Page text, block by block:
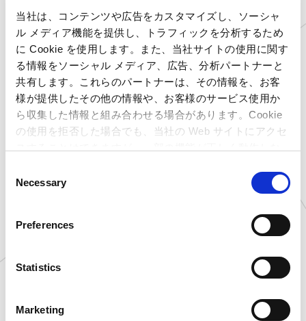
当社は、コンテンツや広告をカスタマイズし、ソーシャ
ル メディア機能を提供し、トラフィックを分析するため
に Cookie を使用します。また、当社サイトの使用に関す
る情報をソーシャル メディア、広告、分析パートナーと
共有します。これらのパートナーは、その情報を、お客
様が提供したその他の情報や、お客様のサービス使用か
ら収集した情報と組み合わせる場合があります。Cookie
の使用を拒否した場合でも、当社の Web サイトにアクセ
Necessary
Preferences
Statistics
Marketing
東京都
プラサカプコン 池袋店
東京都
プラサカプコン ミッテン府中店
神奈川県 プラサカプコン 磯子店
神奈川県 プラサカプコン 横須賀店
富山県
プラサカプコン 小矢部店
山梨県
プラサカプコン 甲府店
静岡県
プラサカプコン 志都呂店
愛知県
プラサカプコン 岡崎店
愛知県
大阪府
愛媛県
福岡県